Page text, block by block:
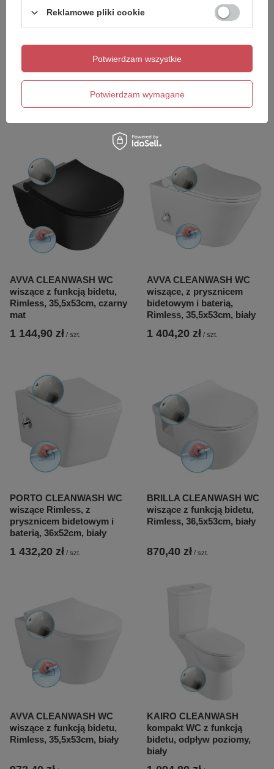
NASZ BESTSELLER
kompakt WC ze
zintegrowaną baterią i
prysznicem bidetowym,
odpływ poziomy/pionowy,
wiszące, z dyszą bidetową
i zaworem, Rimless,
36,5x53cm, biały
AVVA CLEANWASH WC
wiszące z funkcją bidetu,
Rimless, 35,5x53cm, czarny
mat
1 144,90 zł / szt.
AVVA CLEANWASH WC
wiszące, z prysznicem
bidetowym i baterią,
Rimless, 35,5x53cm, biały
1 404,20 zł / szt.
PORTO CLEANWASH WC
wiszące Rimless, z
prysznicem bidetowym i
baterią, 36x52cm, biały
1 432,20 zł / szt.
BRILLA CLEANWASH WC
wiszące z funkcją bidetu,
Rimless, 36,5x53cm, biały
870,40 zł / szt.
AVVA CLEANWASH WC
wiszące z funkcją bidetu,
Rimless, 35,5x53cm, biały
KAIRO CLEANWASH
kompakt WC z funkcją
bidetu, odpływ poziomy,
biały
Reklamowe pliki cookie
Potwierdzam wymagane
Potwierdzam wszystkie